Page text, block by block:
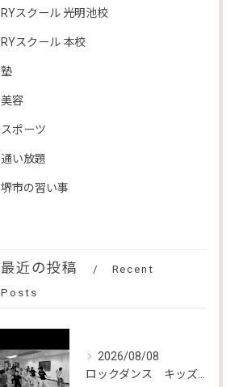
RYスクール 光明池校
RYスクール 本校
塾
美容
スポーツ
通い放題
堺市の習い事
最近の投稿
Recent
Posts
2026/08/08
ロックダンス キッズダンス 光明池